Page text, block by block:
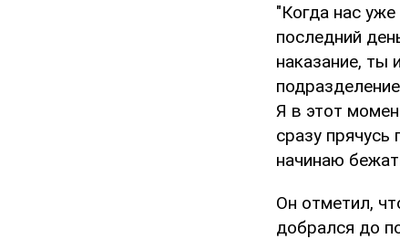
"Когда нас
последний
наказание, ты
Я в этот
сразу
начинаю
Он отметил,
добрался до